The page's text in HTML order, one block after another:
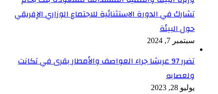
تشارك في الدورة الاستثنائية للاجتماع الوزاري الإفريقي
حول البيئة
سبتمبر 7, 2024
تضرر 97 عريشا جراء العواصف والأمطار بقرى في تكانت
ولعصابه
يوليو 28, 2023